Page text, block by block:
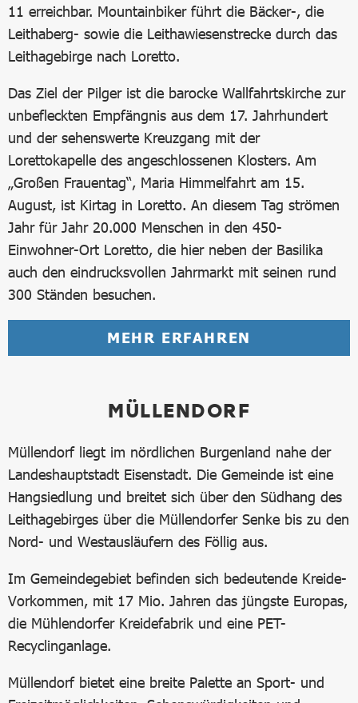
11 erreichbar. Mountainbiker führt die Bäcker-, die
Leithaberg- sowie die Leithawiesenstrecke durch das
Leithagebirge nach Loretto.
Das Ziel der Pilger ist die barocke Wallfahrtskirche zur
unbefleckten Empfängnis aus dem 17. Jahrhundert
und der sehenswerte Kreuzgang mit der
Lorettokapelle des angeschlossenen Klosters. Am
„Großen Frauentag“, Maria Himmelfahrt am 15.
August, ist Kirtag in Loretto. An diesem Tag strömen
Jahr für Jahr 20.000 Menschen in den 450-
Einwohner-Ort Loretto, die hier neben der Basilika
auch den eindrucksvollen Jahrmarkt mit seinen rund
300 Ständen besuchen.
MEHR ERFAHREN
MÜLLENDORF
Müllendorf liegt im nördlichen Burgenland nahe der
Landeshauptstadt Eisenstadt. Die Gemeinde ist eine
Hangsiedlung und breitet sich über den Südhang des
Leithagebirges über die Müllendorfer Senke bis zu den
Nord- und Westausläufern des Föllig aus.
Im Gemeindegebiet befinden sich bedeutende Kreide-
Vorkommen, mit 17 Mio. Jahren das jüngste Europas,
die Mühlendorfer Kreidefabrik und eine PET-
Recyclinganlage.
Müllendorf bietet eine breite Palette an Sport- und